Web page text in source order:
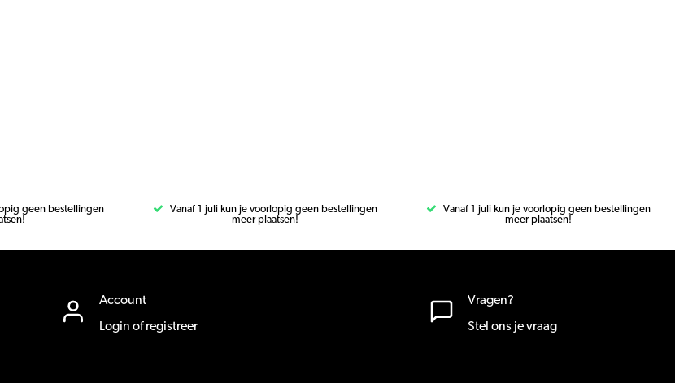
geen bestellingen
Vanaf 1 juli kun je voorlopig geen bestellingen
meer plaatsen!
Vanaf 1 juli kun je voorlopig geen bestellingen
meer plaatsen!
Account
Login of registreer
Vragen?
Stel ons je vraag